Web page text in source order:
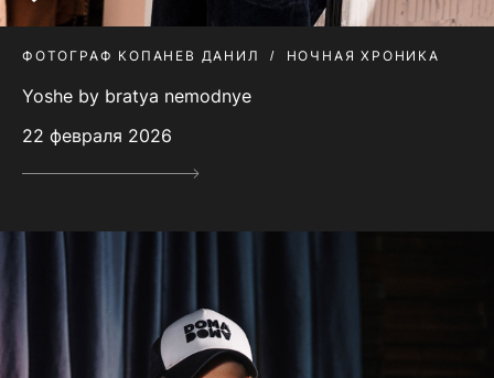
ФОТОГРАФ КОПАНЕВ ДАНИЛ НОЧНАЯ ХРОНИКА
Yoshe by bratya nemodnye
22 февраля 2026